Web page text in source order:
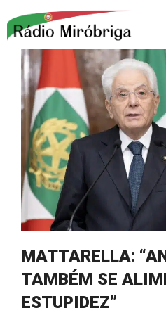
para
conteúdo
MATTARELLA:
TAMBÉM SE
ESTUPIDEZ”